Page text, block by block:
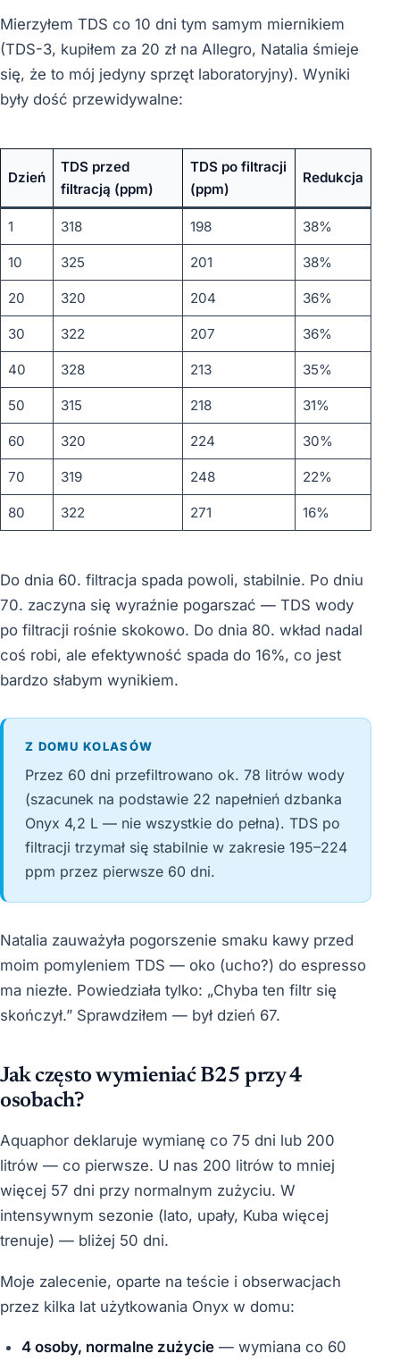
Mierzyłem TDS co 10 dni tym samym miernikiem
(TDS-3, kupiłem za 20 zł na Allegro, Natalia śmieje
się, że to mój jedyny sprzęt laboratoryjny). Wyniki
były dość przewidywalne:
Dzień
TDS przed
filtracją (ppm)
TDS po filtracji
(ppm)
Redukcja
1 318 198 38%
10 325 201 38%
20 320 204 36%
30 322 207 36%
40 328 213 35%
50 315 218 31%
60 320 224 30%
70 319 248 22%
80 322 271 16%
Do dnia 60. filtracja spada powoli, stabilnie. Po dniu
70. zaczyna się wyraźnie pogarszać — TDS wody
po filtracji rośnie skokowo. Do dnia 80. wkład nadal
coś robi, ale efektywność spada do 16%, co jest
bardzo słabym wynikiem.
Z DOMU KOLASÓW
Przez 60 dni przefiltrowano ok. 78 litrów wody
(szacunek na podstawie 22 napełnień dzbanka
Onyx 4,2 L — nie wszystkie do pełna). TDS po
filtracji trzymał się stabilnie w zakresie 195–224
ppm przez pierwsze 60 dni.
Natalia zauważyła pogorszenie smaku kawy przed
moim pomyleniem TDS — oko (ucho?) do espresso
ma niezłe. Powiedziała tylko: „Chyba ten filtr się
skończył.” Sprawdziłem — był dzień 67.
Jak często wymieniać B25 przy 4
osobach?
Aquaphor deklaruje wymianę co 75 dni lub 200
litrów — co pierwsze. U nas 200 litrów to mniej
więcej 57 dni przy normalnym zużyciu. W
intensywnym sezonie (lato, upały, Kuba więcej
trenuje) — bliżej 50 dni.
Moje zalecenie, oparte na teście i obserwacjach
przez kilka lat użytkowania Onyx w domu:
4 osoby, normalne zużycie — wymiana co 60